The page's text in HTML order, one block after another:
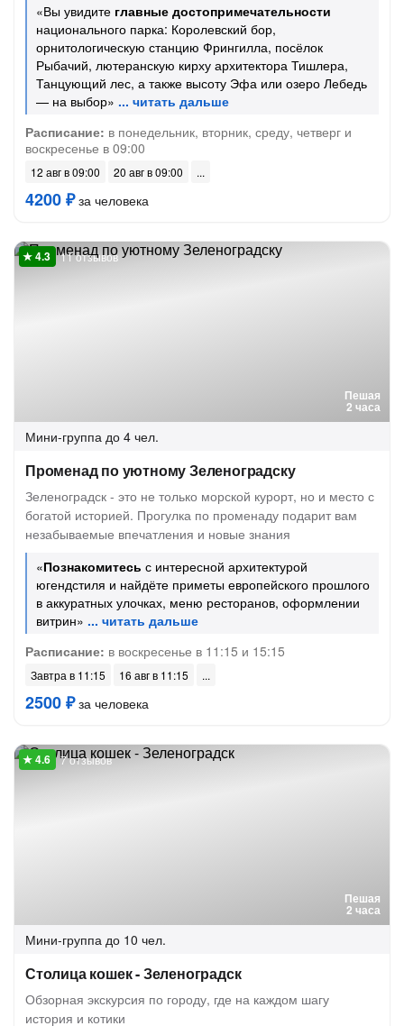
«Вы увидите главные достопримечательности
национального парка: Королевский бор,
орнитологическую станцию Фрингилла, посёлок
Рыбачий, лютеранскую кирху архитектора Тишлера,
Танцующий лес, а также высоту Эфа или озеро Лебедь
— на выбор»
Расписание: в понедельник, вторник, среду, четверг и
воскресенье в 09:00
12 авг в 09:00 20 авг в 09:00
4200 ₽за человека
Пешая
2 часа
11 отзывов
Мини-группа до 4 чел.
Променад по уютному Зеленоградску
Зеленоградск - это не только морской курорт, но и место с
богатой историей. Прогулка по променаду подарит вам
незабываемые впечатления и новые знания
«Познакомитесь с интересной архитектурой
югендстиля и найдёте приметы европейского прошлого
в аккуратных улочках, меню ресторанов, оформлении
витрин»
Расписание: в воскресенье в 11:15 и 15:15
Завтра в 11:15 16 авг в 11:15
2500 ₽за человека
Пешая
2 часа
7 отзывов
Мини-группа до 10 чел.
Столица кошек - Зеленоградск
Обзорная экскурсия по городу, где на каждом шагу
история и котики